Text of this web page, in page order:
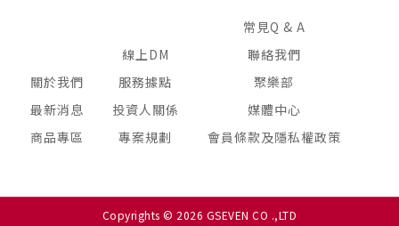
關於我們
最新消息
商品專區
線上DM
服務據點
投資人關係
專案規劃
常見Q & A
聯絡我們
聚樂部
媒體中心
會員條款及隱私權政策
Copyrights © 2026 GSEVEN CO .,LTD